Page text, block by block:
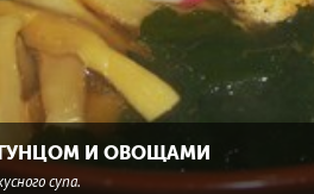
И ОВОЩАМИ
супа.